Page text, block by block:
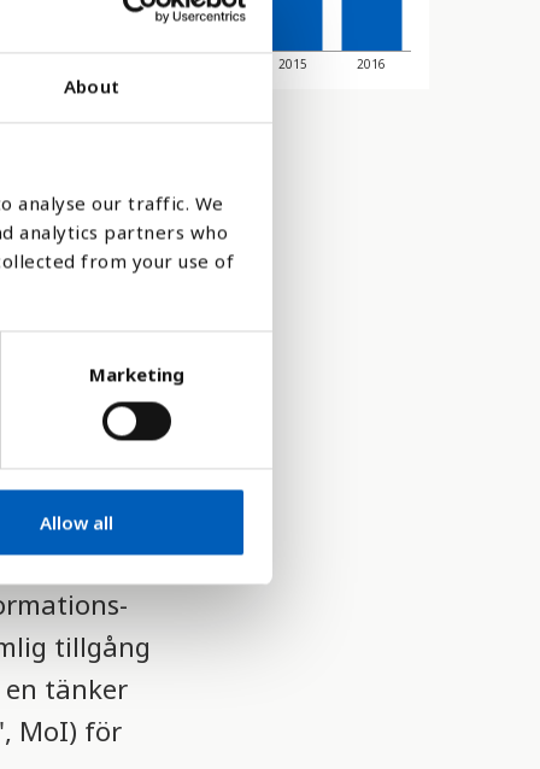
About
analyse our traffic. We
analytics partners who
from your use of
Marketing
Allow all
2015 2016
en del
tillgång
tänker
MoI) för